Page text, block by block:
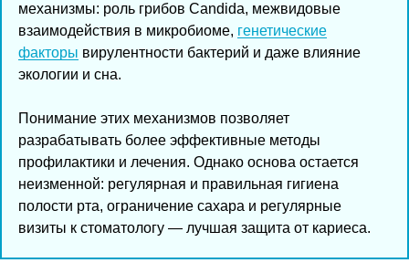
механизмы: роль грибов Candida, межвидовые
взаимодействия в микробиоме, генетические
факторы вирулентности бактерий и даже влияние
экологии и сна.
Понимание этих механизмов позволяет
разрабатывать более эффективные методы
профилактики и лечения. Однако основа остается
неизменной: регулярная и правильная гигиена
полости рта, ограничение сахара и регулярные
визиты к стоматологу — лучшая защита от кариеса.